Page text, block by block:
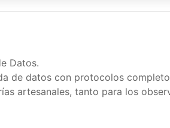
Datos.
de datos con protocolos
artesanales, tanto para los